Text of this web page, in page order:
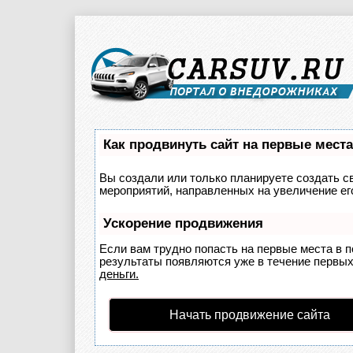
Как продвинуть сайт на первые
Вы создали или только планируете создать
мероприятий, направленных на увеличение
Ускорение продвижения
Если вам трудно попасть на первые места в
результаты появляются уже в течение
деньги.
Начать продвижение сайта